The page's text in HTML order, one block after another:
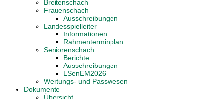
Breitenschach
Frauenschach
Ausschreibungen
Landesspielleiter
Informationen
Rahmenterminplan
Seniorenschach
Berichte
Ausschreibungen
LSenEM2026
Wertungs- und Passwesen
Dokumente
Übersicht